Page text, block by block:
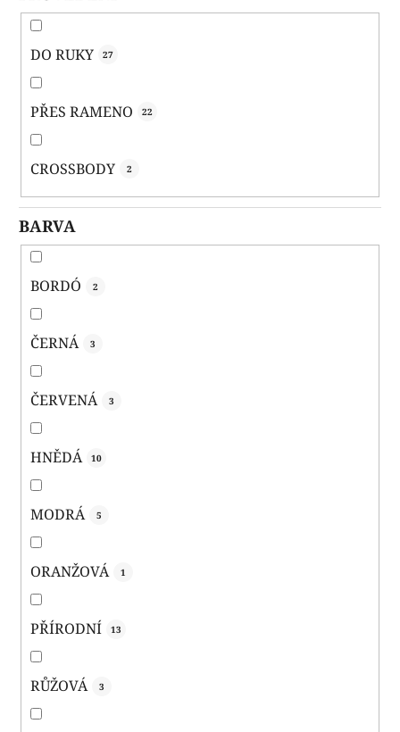
DO RUKY 27
PŘES RAMENO 22
CROSSBODY 2
BARVA
BORDÓ 2
ČERNÁ 3
ČERVENÁ 3
HNĚDÁ 10
MODRÁ 5
ORANŽOVÁ 1
PŘÍRODNÍ 13
RŮŽOVÁ 3